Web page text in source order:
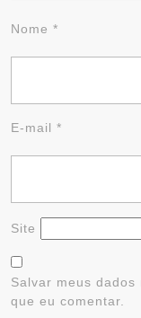
Nome *
E-mail *
Site
Salvar meus
que eu comentar.